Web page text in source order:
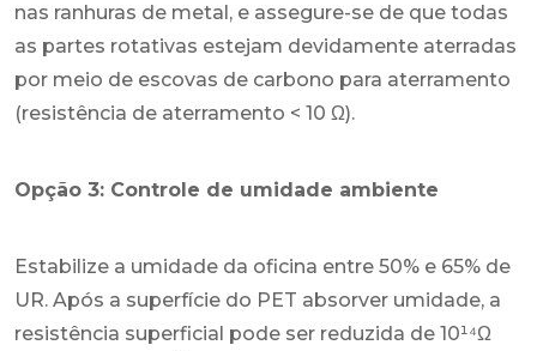
nas ranhuras de metal, e assegure-se de que todas
as partes rotativas estejam devidamente aterradas
por meio de escovas de carbono para aterramento
(resistência de aterramento < 10 Ω).
Opção 3: Controle de umidade ambiente
Estabilize a umidade da oficina entre 50% e 65% de
UR. Após a superfície do PET absorver umidade, a
resistência superficial pode ser reduzida de 10¹⁴Ω